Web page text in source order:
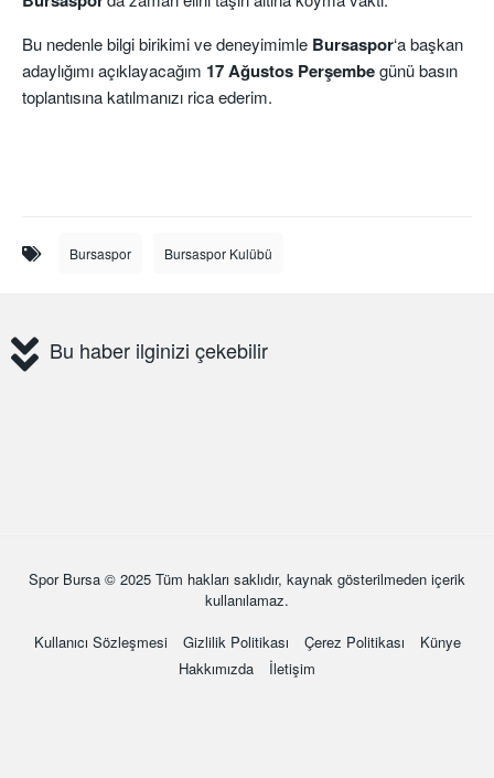
Bu nedenle bilgi birikimi ve deneyimimle Bursaspor‘a başkan
adaylığımı açıklayacağım 17 Ağustos Perşembegünü basın
toplantısına katılmanızı rica ederim.
Bursaspor Bursaspor Kulübü
Bu haber ilginizi çekebilir
Spor Bursa © 2025 Tüm hakları saklıdır, kaynak gösterilmeden içerik
kullanılamaz.
Kullanıcı Sözleşmesi
Gizlilik Politikası Çerez Politikası
Künye
Hakkımızda
İletişim